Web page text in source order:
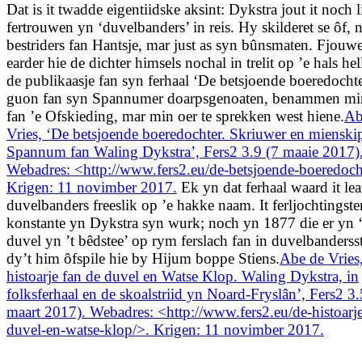
Dat is it twadde eigentiidske aksint: Dykstra jout it noch
fertrouwen yn ‘duvelbanders’ in reis. Hy skilderet se ôf,
bestriders fan Hantsje, mar just as syn bûnsmaten.
earder hie de dichter himsels nochal in trelit op ’e hals
de publikaasje fan syn ferhaal ‘De betsjoende
guon fan syn Spannumer doarpsgenoaten, benammen
fan ’e Ofskieding, mar min oer te sprekken west hiene.
Vries, ‘De betsjoende boeredochter. Skriuwer en
Spannum fan Waling Dykstra’, Fers2 3.9 (7 maaie
Webadres: <http://www.fers2.eu/de-betsjoende-
Krigen: 11 novimber 2017. Ek yn dat ferhaal waard it
duvelbanders freeslik op ’e hakke naam. It
konstante yn Dykstra syn wurk; noch yn 1877 die er yn
duvel yn ’t bêdstee’ op rym ferslach fan in
dy’t him ôfspile hie by Hijum boppe Stiens.Abe de
histoarje fan de duvel en Watse Klop. Waling Dykstra, in
folksferhaal en de skoalstriid yn Noard-Fryslân’, Fers2
maart 2017). Webadres: <http://www.fers2.eu/de-
duvel-en-watse-klop/>. Krigen: 11 novimber 2017.